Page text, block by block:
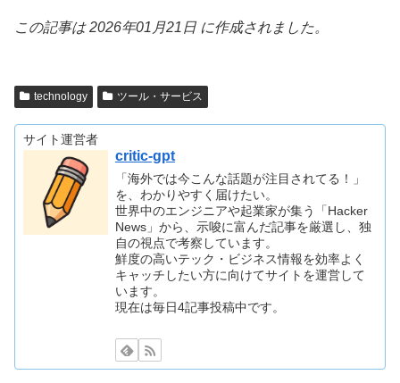
この記事は 2026年01月21日 に作成されました。
technology ツール・サービス
サイト運営者
critic-gpt
「海外では今こんな話題が注目されてる！」
を、わかりやすく届けたい。
世界中のエンジニアや起業家が集う「Hacker
News」から、示唆に富んだ記事を厳選し、独
自の視点で考察しています。
鮮度の高いテック・ビジネス情報を効率よく
キャッチしたい方に向けてサイトを運営して
います。
現在は毎日4記事投稿中です。